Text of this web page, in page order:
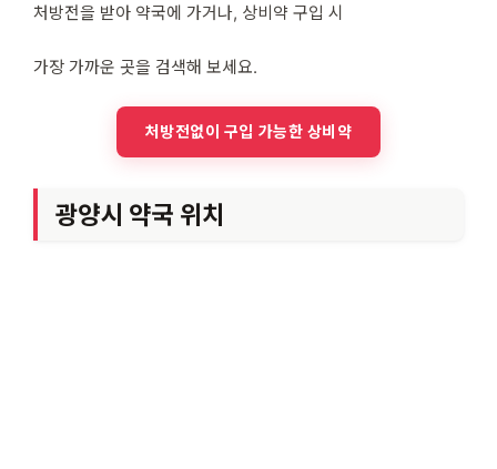
처방전을 받아 약국에 가거나, 상비약 구입 시
가장 가까운 곳을 검색해 보세요.
처방전없이 구입 가능한 상비약
광양시 약국 위치